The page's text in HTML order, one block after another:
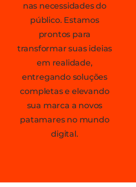
nas necessidades do
público. Estamos
prontos para
transformar suas ideias
em realidade,
entregando soluções
completas e elevando
sua marca a novos
patamares no mundo
digital.